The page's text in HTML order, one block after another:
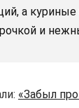
а
и
«Забыл про